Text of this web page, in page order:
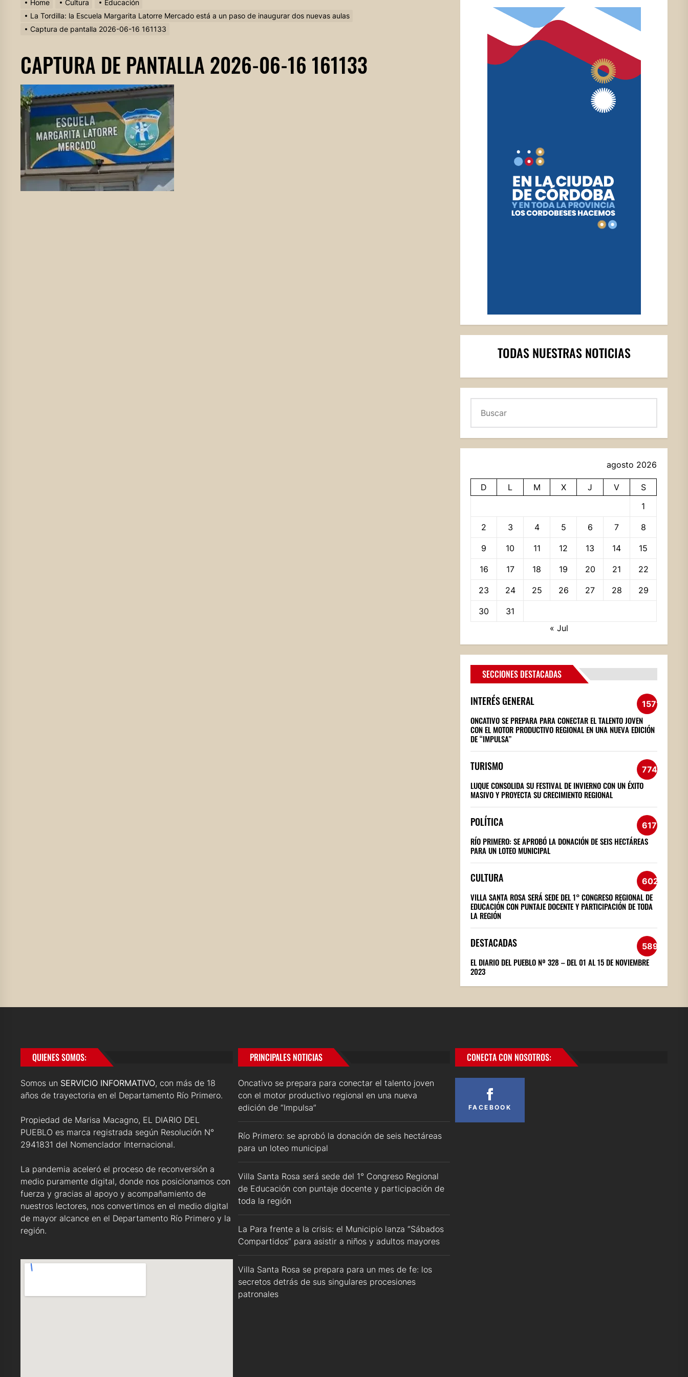
Home Cultura
Educación
La Tordilla: la Escuela Margarita Latorre Mercado está a un paso de inaugurar dos nuevas aulas
Captura de pantalla 2026-06-16 161133
CAPTURA DE PANTALLA 2026-06-16 161133
TODAS NUESTRAS NOTICIAS
agosto 2026
D L M X J V
S
1
2 3 4 5 6 7 8
9 10 11 12 13 14 15
16 17 18 19 20 21 22
23 24 25 26 27 28 29
30
31
« Jul
SECCIONES DESTACADAS
INTERÉS GENERAL 1571
ONCATIVO SE PREPARA PARA CONECTAR EL TALENTO JOVEN
CON EL MOTOR PRODUCTIVO REGIONAL EN UNA NUEVA EDICIÓN
DE “IMPULSA”
TURISMO 774
LUQUE CONSOLIDA SU FESTIVAL DE INVIERNO CON UN ÉXITO
MASIVO Y PROYECTA SU CRECIMIENTO REGIONAL
POLÍTICA 617
RÍO PRIMERO: SE APROBÓ LA DONACIÓN DE SEIS HECTÁREAS
PARA UN LOTEO MUNICIPAL
CULTURA 602
VILLA SANTA ROSA SERÁ SEDE DEL 1° CONGRESO REGIONAL DE
EDUCACIÓN CON PUNTAJE DOCENTE Y PARTICIPACIÓN DE TODA
LA REGIÓN
DESTACADAS 589
EL DIARIO DEL PUEBLO Nº 328 – DEL 01 AL 15 DE NOVIEMBRE
2023
QUIENES SOMOS:
Somos un SERVICIO INFORMATIVO, con más de 18
años de trayectoria en el Departamento Río Primero.
Propiedad de Marisa Macagno, EL DIARIO DEL
PUEBLO es marca registrada según Resolución N°
2941831 del Nomenclador Internacional.
La pandemia aceleró el proceso de reconversión a
medio puramente digital, donde nos posicionamos con
fuerza y gracias al apoyo y acompañamiento de
nuestros lectores, nos convertimos en el medio digital
de mayor alcance en el Departamento Río Primero y la
región.
PRINCIPALES NOTICIAS
Oncativo se prepara para conectar el talento joven
con el motor productivo regional en una nueva
edición de “Impulsa”
Río Primero: se aprobó la donación de seis hectáreas
para un loteo municipal
Villa Santa Rosa será sede del 1° Congreso Regional
de Educación con puntaje docente y participación de
toda la región
La Para frente a la crisis: el Municipio lanza “Sábados
Compartidos” para asistir a niños y adultos mayores
Villa Santa Rosa se prepara para un mes de fe: los
secretos detrás de sus singulares procesiones
patronales
CONECTA CON NOSOTROS:
FACEBOOK